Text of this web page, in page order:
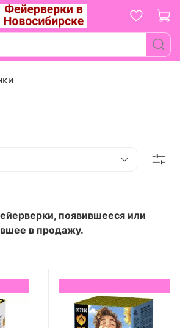
появившееся или
в продажу.